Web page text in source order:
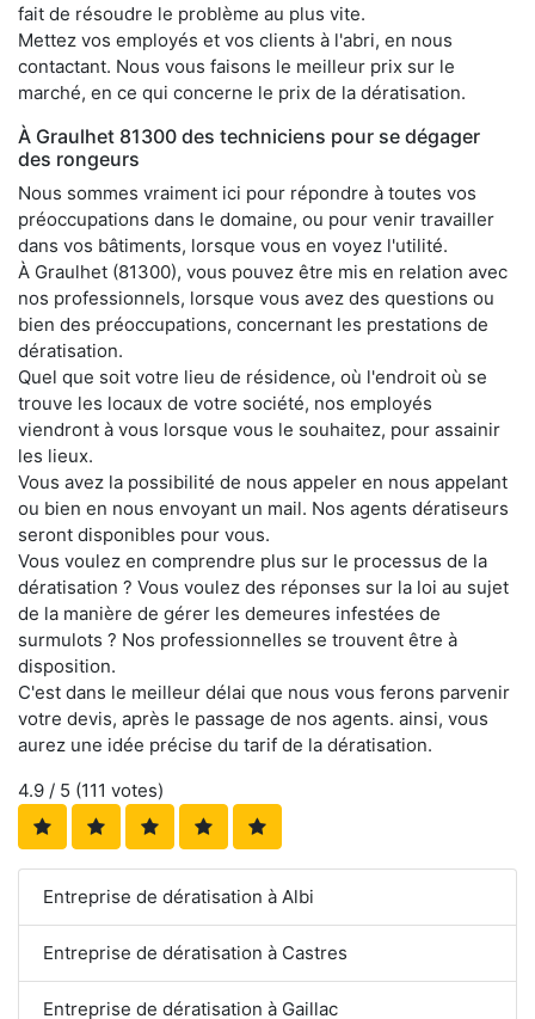
fait de résoudre le problème au plus vite.
Mettez vos employés et vos clients à l'abri, en nous
contactant. Nous vous faisons le meilleur prix sur le
marché, en ce qui concerne le prix de la dératisation.
À Graulhet 81300 des techniciens pour se dégager
des rongeurs
Nous sommes vraiment ici pour répondre à toutes vos
préoccupations dans le domaine, ou pour venir travailler
dans vos bâtiments, lorsque vous en voyez l'utilité.
À Graulhet (81300), vous pouvez être mis en relation avec
nos professionnels, lorsque vous avez des questions ou
bien des préoccupations, concernant les prestations de
dératisation.
Quel que soit votre lieu de résidence, où l'endroit où se
trouve les locaux de votre société, nos employés
viendront à vous lorsque vous le souhaitez, pour assainir
les lieux.
Vous avez la possibilité de nous appeler en nous appelant
ou bien en nous envoyant un mail. Nos agents dératiseurs
seront disponibles pour vous.
Vous voulez en comprendre plus sur le processus de la
dératisation ? Vous voulez des réponses sur la loi au sujet
de la manière de gérer les demeures infestées de
surmulots ? Nos professionnelles se trouvent être à
disposition.
C'est dans le meilleur délai que nous vous ferons parvenir
votre devis, après le passage de nos agents. ainsi, vous
aurez une idée précise du tarif de la dératisation.
4.9 / 5 (111 votes)
Entreprise de dératisation à Albi
Entreprise de dératisation à Castres
Entreprise de dératisation à Gaillac